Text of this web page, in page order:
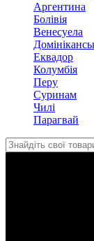
Аргентина
Болівія
Венесуела
Еквадор
Колумбія
Перу
Суринам
Чилі
Парагвай